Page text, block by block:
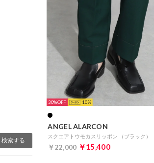
30% 10
ANGEL ALARCON
スクエアトウモカスリッポン （ブラック）
￥22,000 ￥15,400